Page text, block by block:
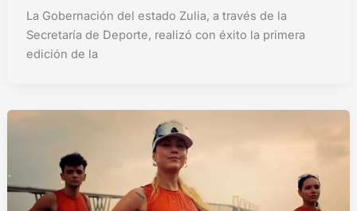
La Gobernación del estado Zulia, a través de la
Secretaría de Deporte, realizó con éxito la primera
edición de la